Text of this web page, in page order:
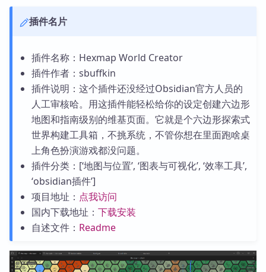
插件名片
插件名称：Hexmap World Creator
插件作者：sbuffkin
插件说明：这个插件还没经过Obsidian官方人员的
人工审核哈。用这插件能轻松给你的设定创建六边形
地图和指南级别的维基页面。它就是个六边形探索式
世界构建工具箱，不挑系统，不管你想在里面跑啥桌
上角色扮演游戏都没问题。
插件分类：[‘地图与位置’, ‘图表与可视化’, ‘效率工具’,
‘obsidian插件’]
项目地址： 点我访问
国内下载地址： 下载安装
自述文件： Readme